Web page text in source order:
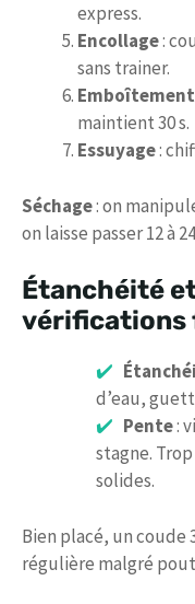
express.
Encollage:
sans trainer.
Emboîtement
maintient 30 s.
Essuyage:
Séchage: on
on laisse passer 12 à
Étanchéité
vérifications
d’eau,
Pente:
stagne.
solides.
Bien placé, un coude
régulière malgré